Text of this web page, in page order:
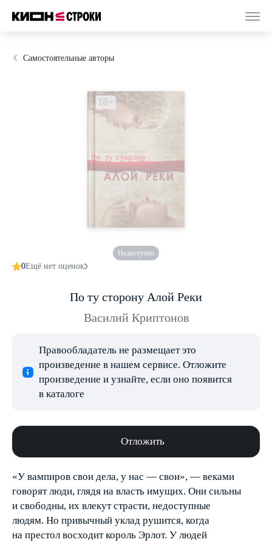
Самостоятельные авторы
Недоступно
0Ещё нет оценок
По ту сторону Алой Реки
Василий Криптонов
Правообладатель не размещает это
произведение в нашем сервисе. Отложите
произведение и узнайте, если оно появится
в каталоге
Отложить
«У вампиров свои дела, у нас — свои», — веками
говорят люди, глядя на власть имущих. Они сильны
и свободны, их влекут страсти, недоступные
людям. Но привычный уклад рушится, когда
на престол восходит король Эрлот. У людей